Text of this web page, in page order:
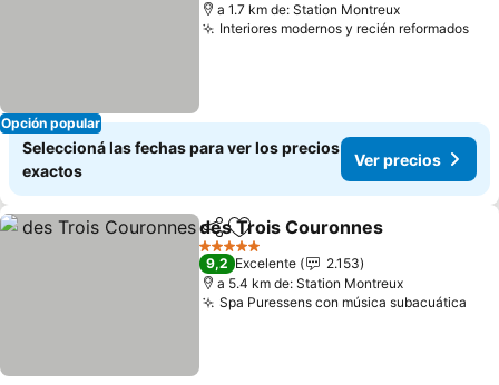
Opción popular
a 1.7 km de: Station Montreux
Interiores modernos y recién reformados
Seleccioná las fechas para ver los precios
exactos
Ver precios
CompartirAñadir a favoritos
des Trois Couronnes
5 Estrellas
9,2 Excelente
2.153
a 5.4 km de: Station Montreux
Spa Puressens con música subacuática